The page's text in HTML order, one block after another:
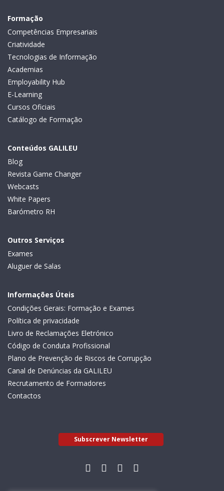
Formação
Competências Empresariais
Criatividade
Tecnologias de Informação
Academias
Employability Hub
E-Learning
Cursos Oficiais
Catálogo de Formação
Conteúdos GALILEU
Blog
Revista Game Changer
Webcasts
White Papers
Barómetro RH
Outros Serviços
Exames
Aluguer de Salas
Informações Úteis
Condições Gerais: Formação e Exames
Política de privacidade
Livro de Reclamações Eletrónico
Código de Conduta Profissional
Plano de Prevenção de Riscos de Corrupção
Canal de Denúncias da GALILEU
Recrutamento de Formadores
Contactos
Subscrever Newsletter